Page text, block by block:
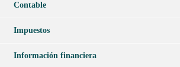
Contable
Impuestos
Información financiera